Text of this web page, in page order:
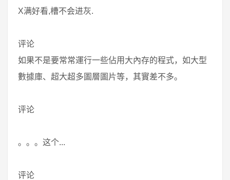
X满好看,槽不会进灰.
评论
如果不是要常常運行一些佔用大內存的程式，如大型
數據庫、超大超多圖層圖片等，其實差不多。
评论
。。。这个...
评论